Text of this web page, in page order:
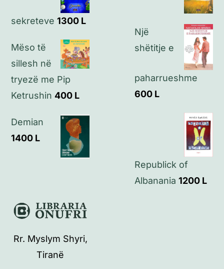
Kontakt
sekreteve 1300 L
Mëso të
sillesh në
tryezë me Pip
Ketrushin 400 L
Demian
1400 L
Një
shëtitje e
paharrueshme
600 L
Republick of
Albanania 1200 L
Rr. Myslym Shyri,
Tiranë